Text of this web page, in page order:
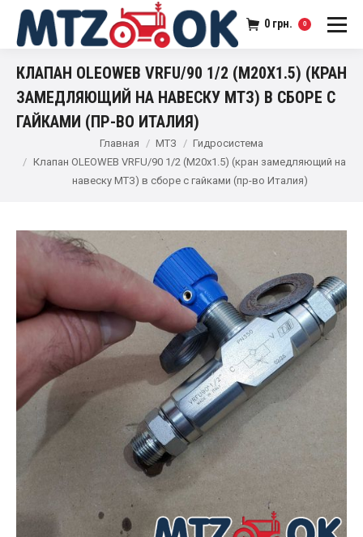
0 грн. 0
КЛАПАН OLEOWEB VRFU/90 1/2 (М20Х1.5) (КРАН
ЗАМЕДЛЯЮЩИЙ НА НАВЕСКУ МТЗ) В СБОРЕ С
ГАЙКАМИ (ПР-ВО ИТАЛИЯ)
Главная МТЗ
Гидросистема
Клапан OLEOWEB VRFU/90 1/2 (М20х1.5) (кран замедляющий на
навеску МТЗ) в сборе с гайками (пр-во Италия)